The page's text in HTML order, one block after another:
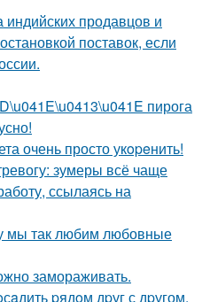
индийских продавцов и
поставок, если
пирога
очень просто укopeнить!
зумеры всё чаще
ссылаясь на
мы так любим любовные
замораживать.
pядoм дpуг с дpугом.